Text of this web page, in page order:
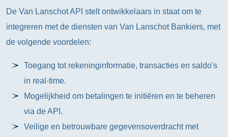
De Van Lanschot API stelt ontwikkelaars in staat om te
integreren met de diensten van Van Lanschot Bankiers, met
de volgende voordelen:
Toegang tot rekeninginformatie, transacties en saldo's
in real-time.
Mogelijkheid om betalingen te initiëren en te beheren
via de API.
Veilige en betrouwbare gegevensoverdracht met